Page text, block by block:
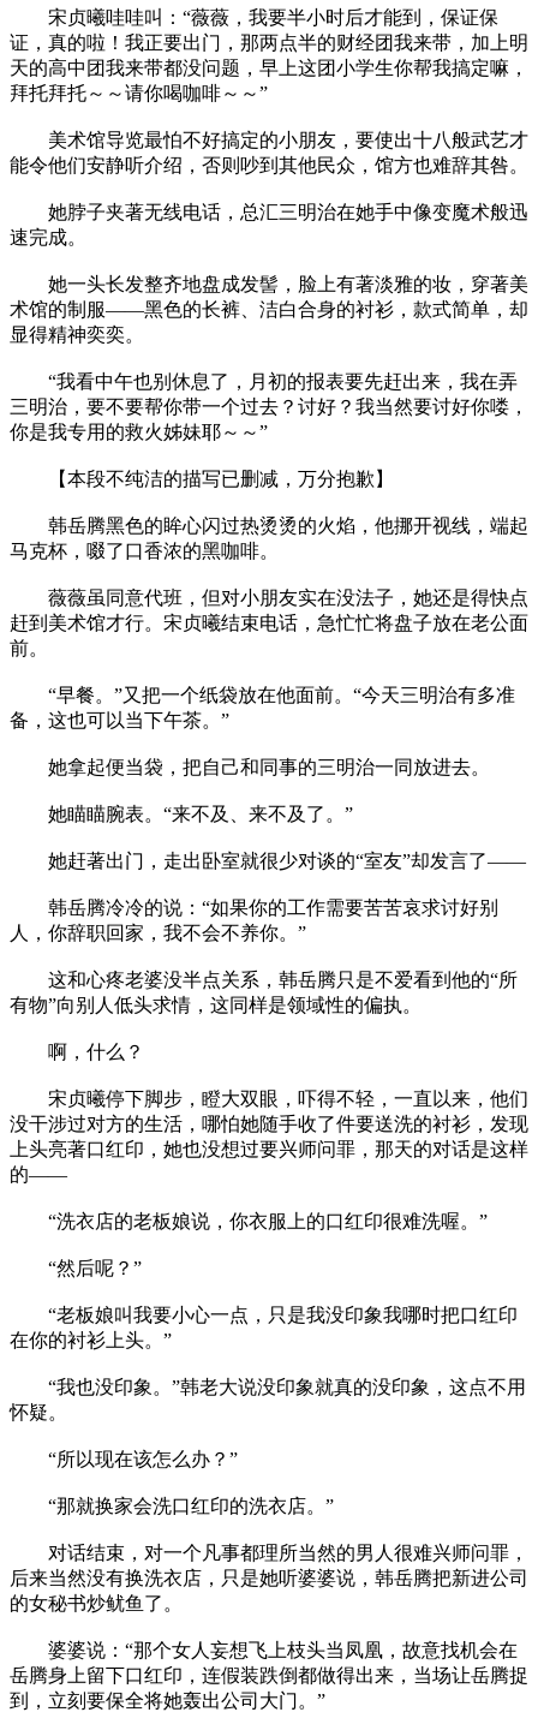
宋贞曦哇哇叫：“薇薇，我要半小时后才能到，保证保
证，真的啦！我正要出门，那两点半的财经团我来带，加上明
天的高中团我来带都没问题，早上这团小学生你帮我搞定嘛，
拜托拜托～～请你喝咖啡～～”
美术馆导览最怕不好搞定的小朋友，要使出十八般武艺才
能令他们安静听介绍，否则吵到其他民众，馆方也难辞其咎。
她脖子夹著无线电话，总汇三明治在她手中像变魔术般迅
速完成。
她一头长发整齐地盘成发髻，脸上有著淡雅的妆，穿著美
术馆的制服——黑色的长裤、洁白合身的衬衫，款式简单，却
显得精神奕奕。
“我看中午也别休息了，月初的报表要先赶出来，我在弄
三明治，要不要帮你带一个过去？讨好？我当然要讨好你喽，
你是我专用的救火姊妹耶～～”
【本段不纯洁的描写已删减，万分抱歉】
韩岳腾黑色的眸心闪过热烫烫的火焰，他挪开视线，端起
马克杯，啜了口香浓的黑咖啡。
薇薇虽同意代班，但对小朋友实在没法子，她还是得快点
赶到美术馆才行。宋贞曦结束电话，急忙忙将盘子放在老公面
前。
“早餐。”又把一个纸袋放在他面前。“今天三明治有多准
备，这也可以当下午茶。”
她拿起便当袋，把自己和同事的三明治一同放进去。
她瞄瞄腕表。“来不及、来不及了。”
她赶著出门，走出卧室就很少对谈的“室友”却发言了——
韩岳腾冷冷的说：“如果你的工作需要苦苦哀求讨好别
人，你辞职回家，我不会不养你。”
这和心疼老婆没半点关系，韩岳腾只是不爱看到他的“所
有物”向别人低头求情，这同样是领域性的偏执。
啊，什么？
宋贞曦停下脚步，瞪大双眼，吓得不轻，一直以来，他们
没干涉过对方的生活，哪怕她随手收了件要送洗的衬衫，发现
上头亮著口红印，她也没想过要兴师问罪，那天的对话是这样
的——
“洗衣店的老板娘说，你衣服上的口红印很难洗喔。”
“然后呢？”
“老板娘叫我要小心一点，只是我没印象我哪时把口红印
在你的衬衫上头。”
“我也没印象。”韩老大说没印象就真的没印象，这点不用
怀疑。
“所以现在该怎么办？”
“那就换家会洗口红印的洗衣店。”
对话结束，对一个凡事都理所当然的男人很难兴师问罪，
后来当然没有换洗衣店，只是她听婆婆说，韩岳腾把新进公司
的女秘书炒鱿鱼了。
婆婆说：“那个女人妄想飞上枝头当凤凰，故意找机会在
岳腾身上留下口红印，连假装跌倒都做得出来，当场让岳腾捉
到，立刻要保全将她轰出公司大门。”